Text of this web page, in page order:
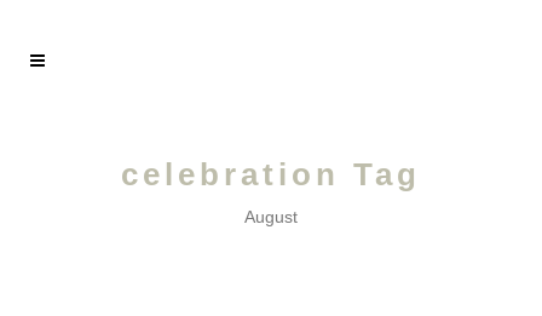
celebration Tag
August